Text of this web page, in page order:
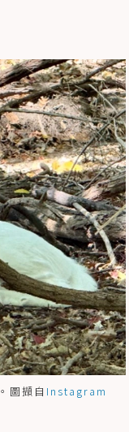
圖擷自 Instagram